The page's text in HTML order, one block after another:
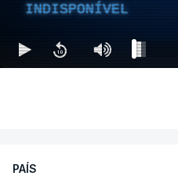
INDISPONÍVEL
PAÍS